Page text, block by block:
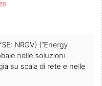
NRGV) (“Energy
nelle soluzioni
su scala di rete e nelle